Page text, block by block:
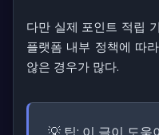
다만 실제 포인트 적립
플랫폼 내부 정책에 따
않은 경우가 많다.